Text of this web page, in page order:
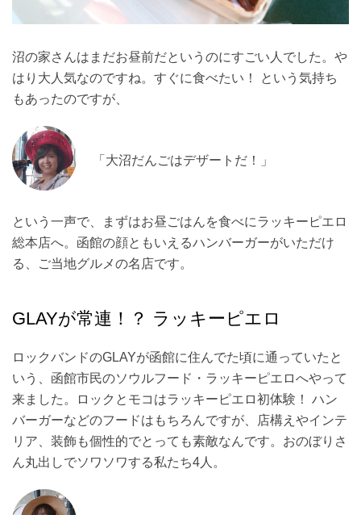
沼の家さんはまだお昼前だというのにすごい人でした。や
はり大人気なのですね。すぐに食べたい！ という気持ち
もあったのですが、
「大沼だんごはデザートだ！」
という一声で、まずはお昼ごはんを食べにラッキーピエロ
総本店へ。函館の顔ともいえるハンバーガーがいただけ
る、ご当地グルメの名店です。
GLAYが常連！？ ラッキーピエロ
ロックバンドのGLAYが函館に住んでた頃に通っていたと
いう、函館市民のソウルフード・ラッキーピエロへやって
来ました。ロックとモコはラッキーピエロ初体験！ ハン
バーガーなどのフードはもちろんですが、店構えやインテ
リア、装飾も個性的でとっても素敵なんです。おのぼりさ
ん丸出しでソワソワする私たち4人。